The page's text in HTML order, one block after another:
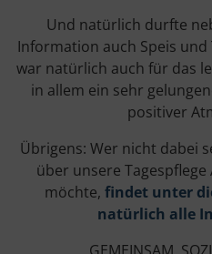
Und natürlich durfte
Information auch Speis
war natürlich auch für das
in allem ein sehr
positiver
Übrigens: Wer nicht dabei
über unsere
möchte, findet unter
natürlich alle